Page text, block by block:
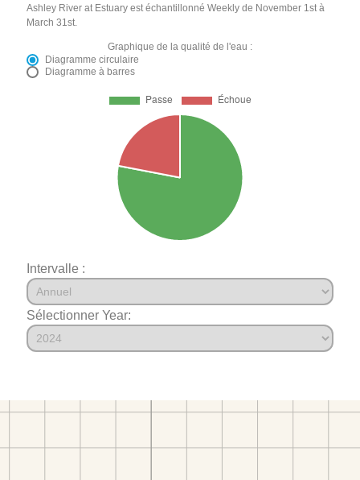
Ashley River at Estuary est échantillonné Weekly de November 1st à
March 31st.
Graphique de la qualité de l'eau :
Diagramme circulaire
Diagramme à barres
Intervalle :
Sélectionner Year: